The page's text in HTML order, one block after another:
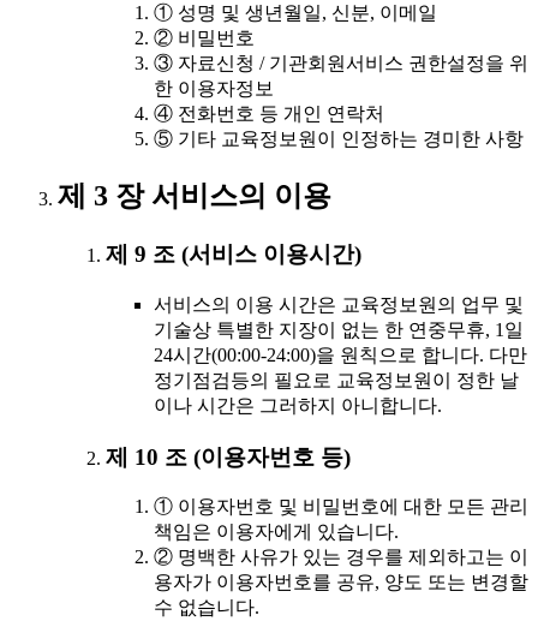
① 성명 및 생년월일, 신분, 이메일
② 비밀번호
③ 자료신청 / 기관회원서비스 권한설정을 위
한 이용자정보
④ 전화번호 등 개인 연락처
⑤ 기타 교육정보원이 인정하는 경미한 사항
제 3 장 서비스의 이용
제 9 조 (서비스 이용시간)
서비스의 이용 시간은 교육정보원의 업무 및
기술상 특별한 지장이 없는 한 연중무휴, 1일
24시간(00:00-24:00)을 원칙으로 합니다. 다만
정기점검등의 필요로 교육정보원이 정한 날
이나 시간은 그러하지 아니합니다.
제 10 조 (이용자번호 등)
① 이용자번호 및 비밀번호에 대한 모든 관리
책임은 이용자에게 있습니다.
② 명백한 사유가 있는 경우를 제외하고는 이
용자가 이용자번호를 공유, 양도 또는 변경할
수 없습니다.